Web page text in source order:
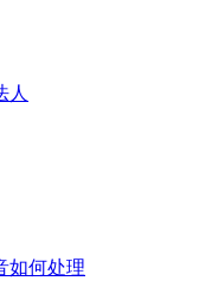
人
如何处理